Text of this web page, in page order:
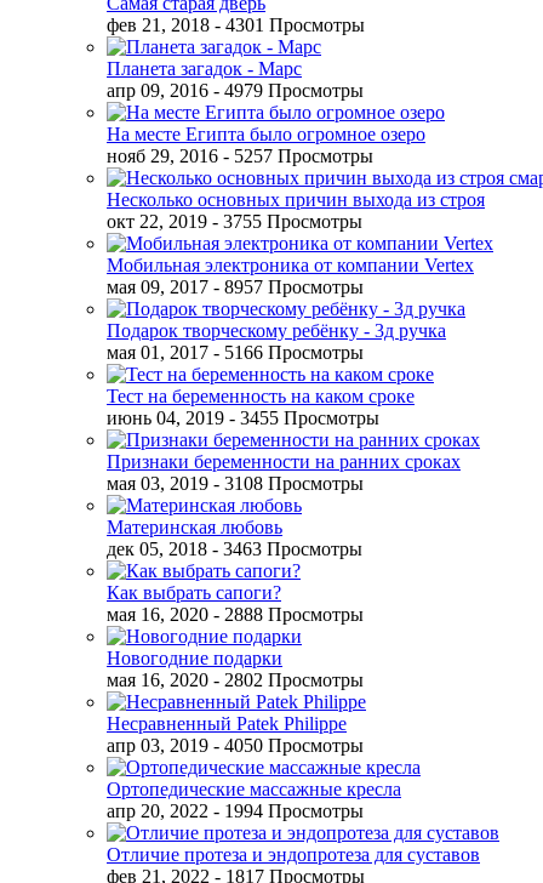
фев 21, 2018 - 4301 Просмотры
Планета загадок - Марс
апр 09, 2016 - 4979 Просмотры
На месте Египта было огромное озеро
нояб 29, 2016 - 5257 Просмотры
Несколько основных причин выхода из строя
окт 22, 2019 - 3755 Просмотры
Мобильная электроника от компании Vertex
мая 09, 2017 - 8957 Просмотры
Подарок творческому ребёнку - 3д ручка
мая 01, 2017 - 5166 Просмотры
Тест на беременность на каком сроке
июнь 04, 2019 - 3455 Просмотры
Признаки беременности на ранних сроках
мая 03, 2019 - 3108 Просмотры
Материнская любовь
дек 05, 2018 - 3463 Просмотры
Как выбрать сапоги?
мая 16, 2020 - 2888 Просмотры
Новогодние подарки
мая 16, 2020 - 2802 Просмотры
Несравненный Patek Philippe
апр 03, 2019 - 4050 Просмотры
Ортопедические массажные кресла
апр 20, 2022 - 1994 Просмотры
Отличие протеза и эндопротеза для суставов
фев 21, 2022 - 1817 Просмотры